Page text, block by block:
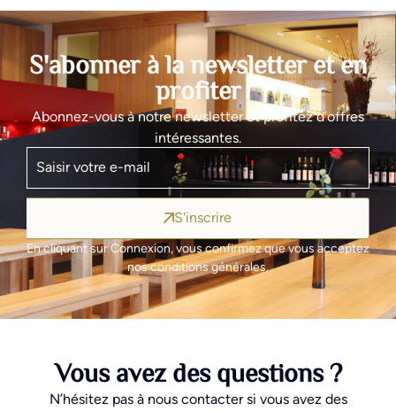
S'abonner à la newsletter et en
profiter
Abonnez-vous à notre newsletter et profitez d’offres
intéressantes.
S'inscrire
En cliquant sur Connexion, vous confirmez que vous acceptez
nos conditions générales.
Vous avez des questions ?
N’hésitez pas à nous contacter si vous avez des